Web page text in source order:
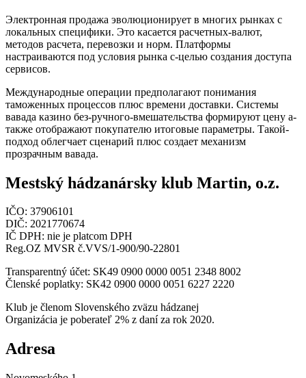
Электронная продажа эволюционирует в многих рынках с
локальных специфики. Это касается расчетных-валют,
методов расчета, перевозки и норм. Платформы
настраиваются под условия рынка с-целью создания доступа
сервисов.
Международные операции предполагают понимания
таможенных процессов плюс времени доставки. Системы
вавада казино без-ручного-вмешательства формируют цену а-
также отображают покупателю итоговые параметры. Такой-
подход облегчает сценарий плюс создает механизм
прозрачным вавада.
Mestský hádzanársky klub Martin, o.z.
IČO: 37906101
DIČ: 2021770674
IČ DPH: nie je platcom DPH
Reg.OZ MVSR č.VVS/1-900/90-22801
Transparentný účet: SK49 0900 0000 0051 2348 8002
Členské poplatky: SK42 0900 0000 0051 6227 2220
Klub je členom Slovenského zväzu hádzanej
Organizácia je poberateľ 2% z daní za rok 2020.
Adresa